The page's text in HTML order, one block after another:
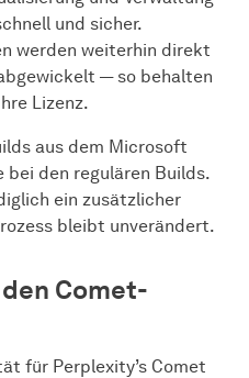
und sicher.
werden weiterhin direkt
— so behalten
Lizenz.
aus dem Microsoft
bei den regulären Builds.
ein zusätzlicher
bleibt unverändert.
Comet-
für Perplexity’s Comet